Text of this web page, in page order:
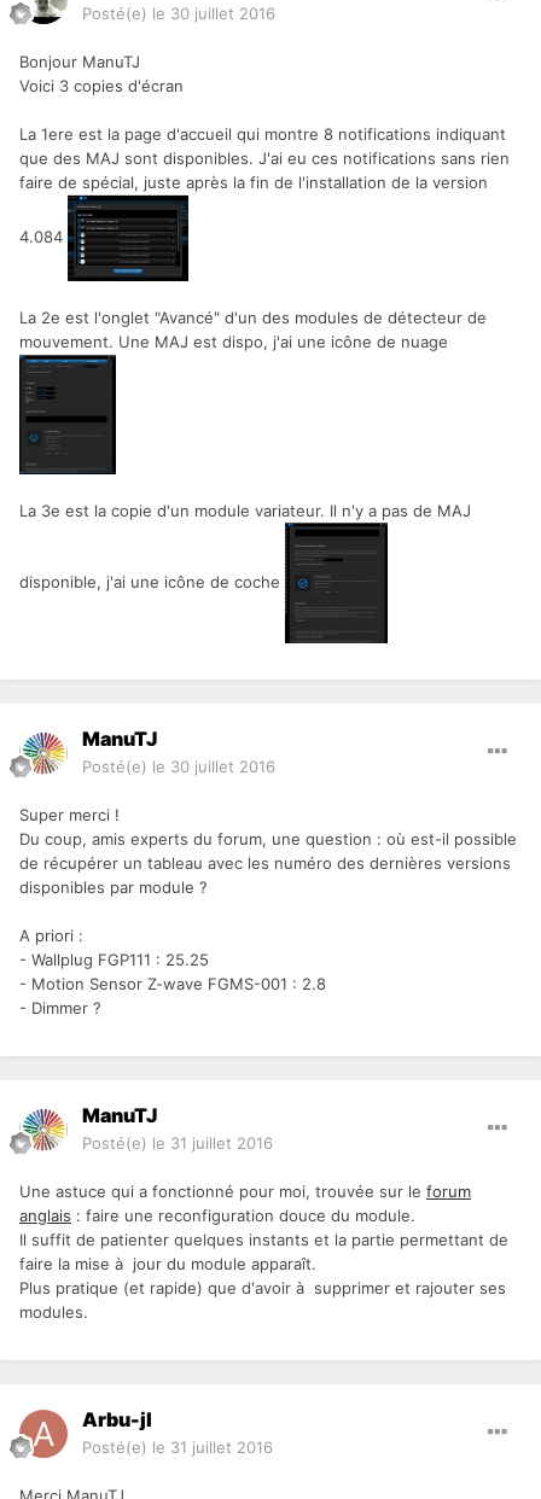
Posté(e) le 30 juillet 2016
Bonjour ManuTJ
Voici 3 copies d'écran
La 1ere est la page d'accueil qui montre 8 notifications indiquant
que des MAJ sont disponibles. J'ai eu ces notifications sans rien
faire de spécial, juste après la fin de l'installation de la version
4.084
La 2e est l'onglet "Avancé" d'un des modules de détecteur de
mouvement. Une MAJ est dispo, j'ai une icône de nuage
La 3e est la copie d'un module variateur. Il n'y a pas de MAJ
disponible, j'ai une icône de coche
ManuTJ
Posté(e) le 30 juillet 2016
Super merci !
Du coup, amis experts du forum, une question : où est-il possible
de récupérer un tableau avec les numéro des dernières versions
disponibles par module ?
A priori :
- Wallplug FGP111 : 25.25
- Motion Sensor Z-wave FGMS-001 : 2.8
- Dimmer ?
ManuTJ
Posté(e) le 31 juillet 2016
Une astuce qui a fonctionné pour moi, trouvée sur le forum
anglais : faire une reconfiguration douce du module.
Il suffit de patienter quelques instants et la partie permettant de
faire la mise à jour du module apparaît.
Plus pratique (et rapide) que d'avoir à supprimer et rajouter ses
modules.
Arbu-jl
Posté(e) le 31 juillet 2016